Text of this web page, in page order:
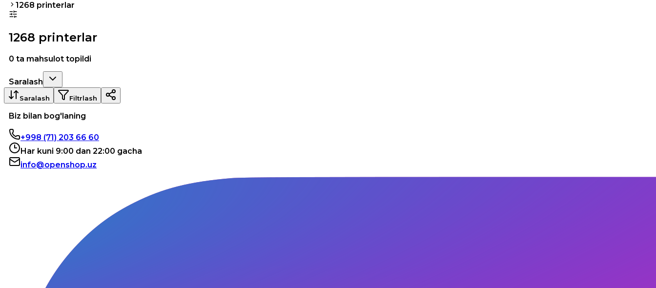
1268 printerlar
1268 printerlar
0 ta mahsulot topildi
Saralash
Saralash Filtrlash
Biz bilan bog'laning
+998 (71) 203 66 60
Har kuni 9:00 dan 22:00 gacha
info@openshop.uz